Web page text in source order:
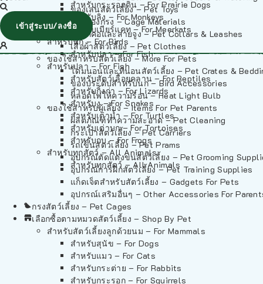
ของเล่นสัตว์เลี้ยง – Pet Toys
วัสดุรองกรง – Cage Materials
ปลอกคอและสายจูง – Pet Collars & Leashes
เสื้อผ้าสัตว์เลี้ยง – Pet Clothes
ของใช้สำหรับสัตว์เลี้ยง – More For Pets
โดมนอนและที่นอนสัตว์เลี้ยง – Pet Crates &
ของประดับสำหรับนก – Bird Accessories
หลอดไฟให้ความร้อน – Heat Light Bulb
ของใช้สำหรับผู้เลี้ยง – Items For Pet Parents
ผลิตภัณฑ์ทำความสะอาด – Pet Cleaning
กระเป๋าสัตว์เลี้ยง – Pet Carriers
รถเข็นสัตว์เลี้ยง – Pet Prams
อุปกรณ์ตัดแต่งขนสัตว์เลี้ยง – Pet Grooming
อุปกรณ์การฝึกสัตว์เลี้ยง – Pet Training Supplies
แก็ดเจ็ตสำหรับสัตว์เลี้ยง – Gadgets For Pets
อุปกรณ์เสริมอื่นๆ – Other Accessories For
กรงสัตว์เลี้ยง – Pet Cages
เลือกซื้อตามหมวดสัตว์เลี้ยง – Shop By Pet
สำหรับสัตว์เลี้ยงลูกด้วยนม – For Mammals
สำหรับสุนัข – For Dogs
สำหรับแมว – For Cats
สำหรับกระต่าย – For Rabbits
สำหรับกระรอก – For Squirrels
สำหรับกระรอกดิน – For Prairie Dogs
สำหรับลิง – For Monkeys
สำหรับเมียร์แคท – For Meerkats
สำหรับนก – For Birds
สำหรับปลา – For Fish
สำหรับปลา – For Fish
สำหรับสัตว์เลื้อยคลาน – For Reptiles
สำหรับกิ้งก่า – For Lizards
สำหรับงู – For Snakes
สำหรับเต่าน้ำ – For Turtles
สำหรับเต่าบก – For Tortoises
สำหรับกบ – For Frogs
สำหรับทุกสัตว์ – All Animals
สำหรับทุกสัตว์ – All Animals
เข้าสู่ระบบ/ลงชื่อ